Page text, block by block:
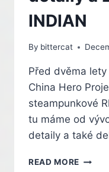
INDIAN
By bittercat
Před dvěma
China Hero
steampunkové
tu máme od
detaily a také
READ MORE